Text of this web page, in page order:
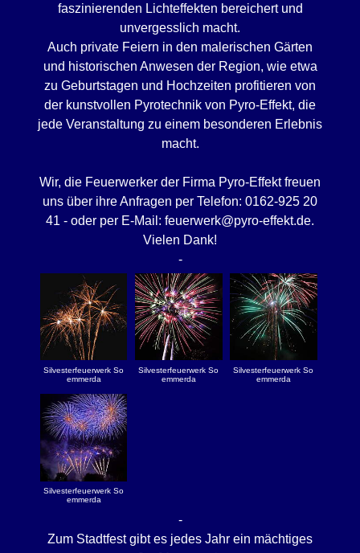
faszinierenden Lichteffekten bereichert und
unvergesslich macht.
Auch private Feiern in den malerischen Gärten
und historischen Anwesen der Region, wie etwa
zu Geburtstagen und Hochzeiten profitieren von
der kunstvollen Pyrotechnik von Pyro-Effekt, die
jede Veranstaltung zu einem besonderen Erlebnis
macht.
Wir, die Feuerwerker der Firma Pyro-Effekt freuen
uns über ihre Anfragen per Telefon: 0162-925 20
41 - oder per E-Mail: feuerwerk@pyro-effekt.de.
Vielen Dank!
-
Silvesterfeuerwerk So
emmerda
Silvesterfeuerwerk So
emmerda
Silvesterfeuerwerk So
emmerda
Silvesterfeuerwerk So
emmerda
-
Zum Stadtfest gibt es jedes Jahr ein mächtiges